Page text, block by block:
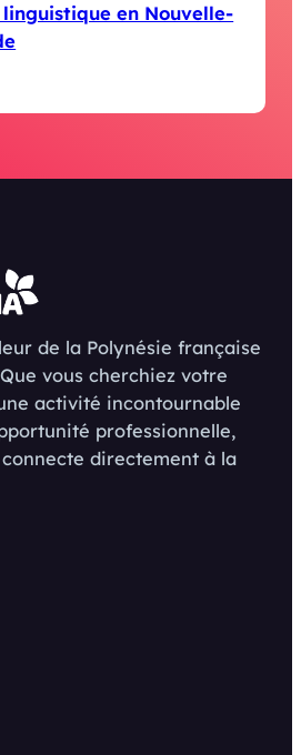
linguistique en Nouvelle-
de la Polynésie française
vous cherchiez votre
activité incontournable
professionnelle,
directement à la